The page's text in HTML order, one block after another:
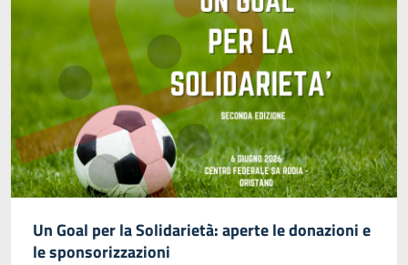
Un Goal per la Solidarietà: aperte le donazioni e
le sponsorizzazioni